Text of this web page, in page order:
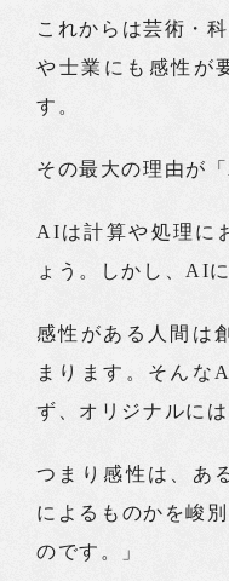
これからは芸術・
や士業にも感性が
す。
その最大の理由が
AIは計算や処理に
ょう。しかし、AI
感性がある人間は
まります。そんな
ず、オリジナルに
つまり感性は、あ
によるものかを峻
のです。」